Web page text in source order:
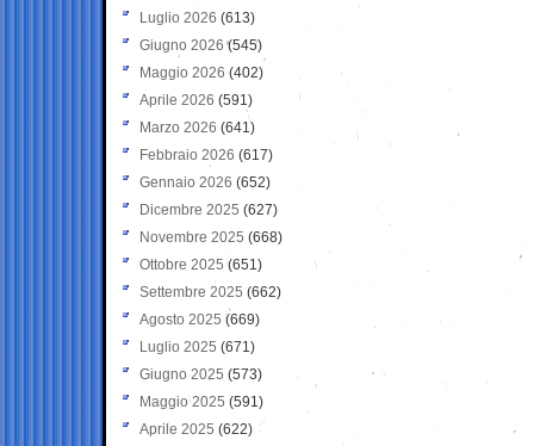
Luglio 2026 (613)
Giugno 2026 (545)
Maggio 2026 (402)
Aprile 2026 (591)
Marzo 2026 (641)
Febbraio 2026 (617)
Gennaio 2026 (652)
Dicembre 2025 (627)
Novembre 2025 (668)
Ottobre 2025 (651)
Settembre 2025 (662)
Agosto 2025 (669)
Luglio 2025 (671)
Giugno 2025 (573)
Maggio 2025 (591)
Aprile 2025 (622)